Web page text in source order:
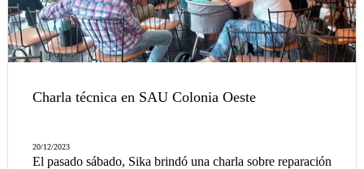
Charla técnica en SAU Colonia Oeste
20/12/2023
El pasado sábado, Sika brindó una charla sobre reparación